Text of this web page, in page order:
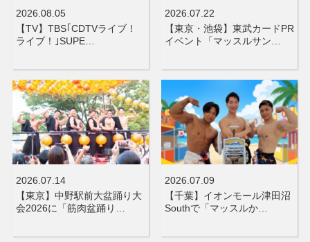
2026.08.05
【TV】TBS｢CDTVライブ！
ライブ！｣SUPE…
2026.07.22
【東京・池袋】東武カードPR
イベント「マッスルサン…
2026.07.14
【東京】中野駅前大盆踊り大
会2026に「筋肉盆踊り…
2026.07.09
【千葉】イオンモール津田沼
Southで「マッスルか…